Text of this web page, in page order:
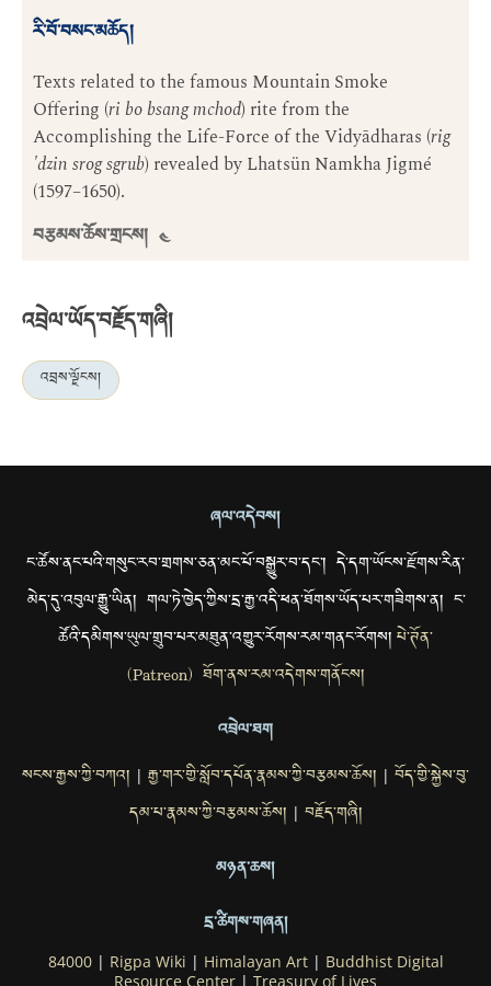
རི་བོ་བསང་མཆོད།
Texts related to the famous Mountain Smoke
Offering (ri bo bsang mchod) rite from the
Accomplishing the Life-Force of the Vidyādharas (rig
'dzin srog sgrub) revealed by Lhatsün Namkha Jigmé
(1597–1650).
བརྩམས་ཆོས་གྲངས། ༤
འབྲེལ་ཡོད་བརྗོད་གཞི།
འབྲས་ལྗོངས།
ཞལ་འདེབས།
ང་ཚོས་ནང་པའི་གསུང་རབ་གྲགས་ཅན་མང་པོ་བསྒྱུར་བ་དང་། དེ་དག་ཡོངས་རྫོགས་རིན་
མེད་དུ་འབུལ་རྒྱུ་ཡིན། གལ་ཏེ་ཁྱེད་ཀྱིས་དྲ་རྒྱ་འདི་ཕན་ཐོགས་ཡོད་པར་གཟིགས་ན། ང་
ཚོའི་དམིགས་ཡུལ་གྲུབ་པར་མཐུན་འགྱུར་རོགས་རམ་གནང་རོགས།པེ་ཊོན་
(Patreon) ཐོག་ནས་རམ་འདེགས་གནོངས།
འབྲེལ་ཐག
སངས་རྒྱས་ཀྱི་བཀའ། | རྒྱ་གར་གྱི་སློབ་དཔོན་རྣམས་ཀྱི་བརྩམས་ཆོས། | བོད་གྱི་སྐྱེས་བུ་
དམ་པ་རྣམས་ཀྱི་བརྩམས་ཆོས། | བརྗོད་གཞི།
མཉན་ཆས།
དྲ་ཚིགས་གཞན།
84000| Rigpa Wiki | Himalayan Art| Buddhist Digital
Resource Center | Treasury of Lives